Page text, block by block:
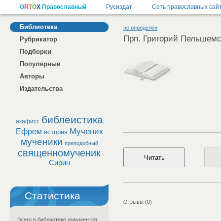
Библиотека
Рубрикатор
Подборки
Популярные
Авторы
Издательства
акафист библеистика
Ефрем история Мученик
мученики преподобный
священномученик
Сирин
Статистика
Всего в библиотеке документов:
не определен
Прп. Григорий
Отзывы (0)